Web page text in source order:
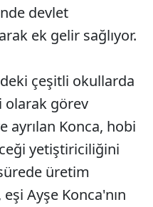
devlet
ek gelir sağlıyor.
çeşitli okullarda
olarak görev
ayrılan Konca, hobi
yetiştiriciliğini
üretim
Ayşe Konca'nın